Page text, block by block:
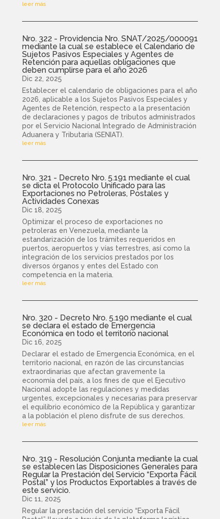
leer más
Nro. 322 - Providencia Nro. SNAT/2025/000091
mediante la cual se establece el Calendario de
Sujetos Pasivos Especiales y Agentes de
Retención para aquellas obligaciones que
deben cumplirse para el año 2026
Dic 22, 2025
Establecer el calendario de obligaciones para el año
2026, aplicable a los Sujetos Pasivos Especiales y
Agentes de Retención, respecto a la presentación
de declaraciones y pagos de tributos administrados
por el Servicio Nacional Integrado de Administración
Aduanera y Tributaria (SENIAT).
leer más
Nro. 321 - Decreto Nro. 5.191 mediante el cual
se dicta el Protocolo Unificado para las
Exportaciones no Petroleras, Postales y
Actividades Conexas
Dic 18, 2025
Optimizar el proceso de exportaciones no
petroleras en Venezuela, mediante la
estandarización de los trámites requeridos en
puertos, aeropuertos y vías terrestres, así como la
integración de los servicios prestados por los
diversos órganos y entes del Estado con
competencia en la materia.
leer más
Nro. 320 - Decreto Nro. 5.190 mediante el cual
se declara el estado de Emergencia
Económica en todo el territorio nacional
Dic 16, 2025
Declarar el estado de Emergencia Económica, en el
territorio nacional, en razón de las circunstancias
extraordinarias que afectan gravemente la
economía del país, a los fines de que el Ejecutivo
Nacional adopte las regulaciones y medidas
urgentes, excepcionales y necesarias para preservar
el equilibrio económico de la República y garantizar
a la población el pleno disfrute de sus derechos.
leer más
Nro. 319 - Resolución Conjunta mediante la cual
se establecen las Disposiciones Generales para
Regular la Prestación del Servicio “Exporta Fácil
Postal” y los Productos Exportables a través de
este servicio.
Dic 11, 2025
Regular la prestación del servicio “Exporta Fácil